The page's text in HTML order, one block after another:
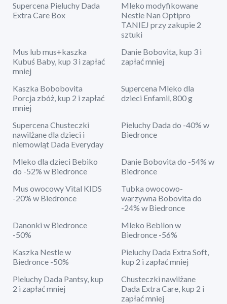
Supercena Pieluchy Dada
Extra Care Box
Mleko modyfikowane
Nestle Nan Optipro
TANIEJ przy zakupie 2
sztuki
Mus lub mus+kaszka
Kubuś Baby, kup 3 i zapłać
mniej
Danie Bobovita, kup 3 i
zapłać mniej
Kaszka Bobobovita
Porcja zbóż, kup 2 i zapłać
mniej
Supercena Mleko dla
dzieci Enfamil, 800 g
Supercena Chusteczki
nawilżane dla dzieci i
niemowląt Dada Everyday
Pieluchy Dada do -40% w
Biedronce
Mleko dla dzieci Bebiko
do -52% w Biedronce
Danie Bobovita do -54% w
Biedronce
Mus owocowy Vital KIDS
-20% w Biedronce
Tubka owocowo-
warzywna Bobovita do
-24% w Biedronce
Danonki w Biedronce
-50%
Mleko Bebilon w
Biedronce -56%
Kaszka Nestle w
Biedronce -50%
Pieluchy Dada Extra Soft,
kup 2 i zapłać mniej
Pieluchy Dada Pantsy, kup
2 i zapłać mniej
Chusteczki nawilżane
Dada Extra Care, kup 2 i
zapłać mniej